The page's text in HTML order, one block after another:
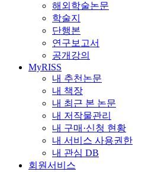
해외학술논문
학술지
단행본
연구보고서
공개강의
MyRISS
내 추천논문
내 책장
내 최근 본 논문
내 저작물관리
내 구매·신청 현황
내 서비스 사용권한
내 관심 DB
회원서비스